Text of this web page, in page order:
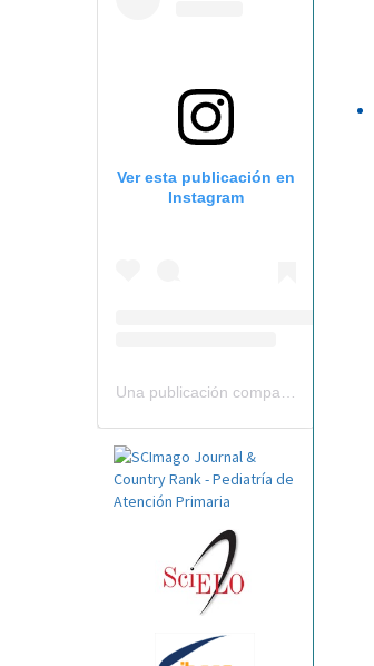
Ver esta publicación en
Instagram